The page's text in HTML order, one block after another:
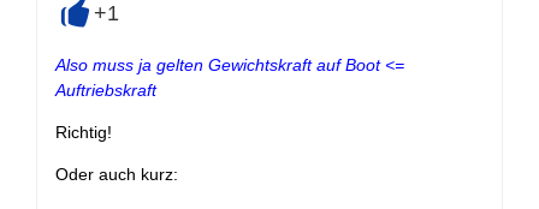
+1
Also muss ja gelten Gewichtskraft auf Boot <=
Auftriebskraft
Richtig!
Oder auch kurz: